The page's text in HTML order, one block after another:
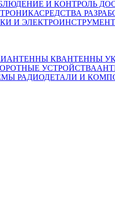
И КОНТРОЛЬ
СРЕДСТВА
И
АНТЕННЫ КВАНТЕННЫ
УСТРОЙСТВА
РАДИОДЕТАЛИ И